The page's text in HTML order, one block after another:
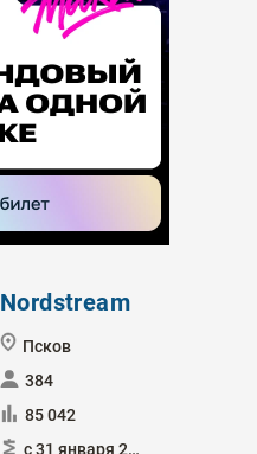
Nordstream
Псков
384
85 042
с 31 января 2015